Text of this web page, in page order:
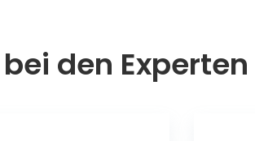
den Experten